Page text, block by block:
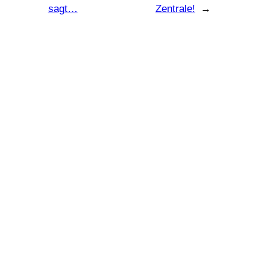
sagt…
Zentrale!
→